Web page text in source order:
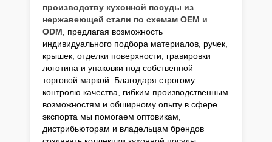
производству кухонной посуды из
нержавеющей стали по схемам OEM и
ODM , предлагая возможность
индивидуального подбора материалов, ручек,
крышек, отделки поверхности, гравировки
логотипа и упаковки под собственной
торговой маркой. Благодаря строгому
контролю качества, гибким производственным
возможностям и обширному опыту в сфере
экспорта мы помогаем оптовикам,
дистрибьюторам и владельцам брендов